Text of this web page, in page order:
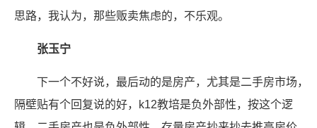
思路，我认为，那些贩卖焦虑的，不乐观。
张玉宁
下一个不好说，最后动的是房产，尤其是二手房市场，
隔壁贴有个回复说的好，k12教培是负外部性，按这个逻